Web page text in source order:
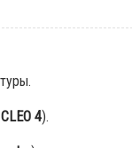
CLEO 4).